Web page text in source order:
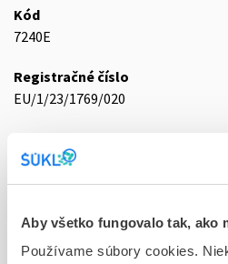
Aby všetko fungovalo tak, ako
Používame súbory cookies.
Kód
7240E
Registračné číslo
EU/1/23/1769/020
cps dur 60x1x150 mg (blis.OPA/
E - EU registrácia